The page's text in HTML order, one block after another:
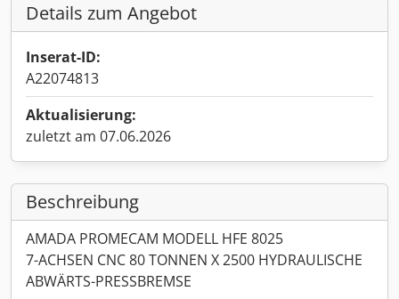
Details zum Angebot
Inserat-ID:
A22074813
Aktualisierung:
zuletzt am 07.06.2026
Beschreibung
AMADA PROMECAM MODELL HFE 8025
7-ACHSEN CNC 80 TONNEN X 2500 HYDRAULISCHE
ABWÄRTS-PRESSBREMSE